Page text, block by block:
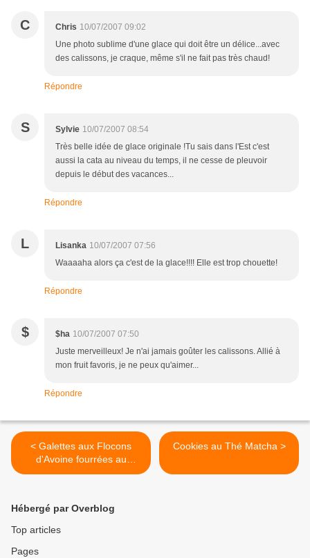
C Chris 10/07/2007 09:02
Une photo sublime d'une glace qui doit être un délice...avec
des calissons, je craque, même s'il ne fait pas très chaud!
Répondre
S Sylvie 10/07/2007 08:54
Très belle idée de glace originale !Tu sais dans l'Est c'est
aussi la cata au niveau du temps, il ne cesse de pleuvoir
depuis le début des vacances...
Répondre
L Lisanka 10/07/2007 07:56
Waaaaha alors ça c'est de la glace!!!! Elle est trop chouette!
Répondre
$ $ha 10/07/2007 07:50
Juste merveilleux! Je n'ai jamais goûter les calissons. Allié à
mon fruit favoris, je ne peux qu'aimer...
Répondre
< Galettes aux Flocons
d'Avoine fourrées au
Chocolat
Cookies au Thé Matcha >
Hébergé par Overblog
Top articles
Pages